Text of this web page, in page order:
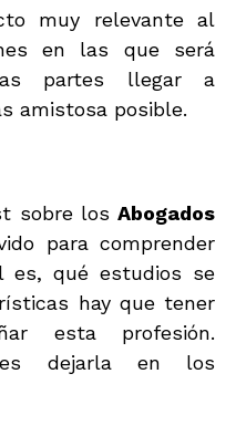
muy relevante al
en las que será
partes llegar a
amistosa posible.
sobre losAbogados
para comprender
es, qué estudios se
hay que tener
esta profesión.
dejarla en los